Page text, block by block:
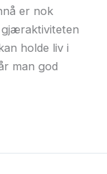
er nok
holde liv i
man god